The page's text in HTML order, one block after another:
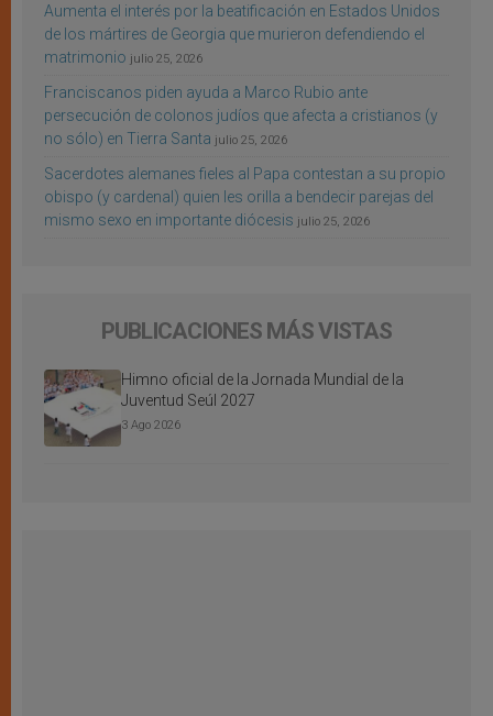
Aumenta el interés por la beatificación en Estados Unidos
de los mártires de Georgia que murieron defendiendo el
matrimonio julio 25, 2026
Franciscanos piden ayuda a Marco Rubio ante
persecución de colonos judíos que afecta a cristianos (y
no sólo) en Tierra Santa julio 25, 2026
Sacerdotes alemanes fieles al Papa contestan a su propio
obispo (y cardenal) quien les orilla a bendecir parejas del
mismo sexo en importante diócesis julio 25, 2026
PUBLICACIONES MÁS VISTAS
Himno oficial de la Jornada Mundial de la
Juventud Seúl 2027
3 Ago 2026